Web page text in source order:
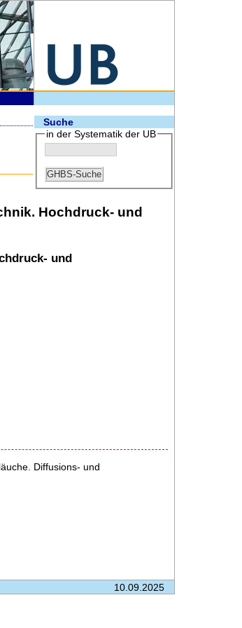
Suche
in der Systematik der UB
Hochdruck- und
und
Diffusions- und
10.09.2025